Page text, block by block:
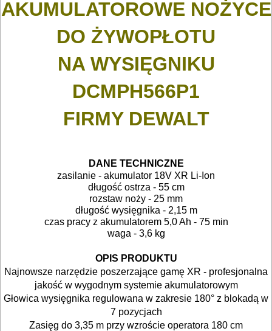
ELEKTRONARZĘDZIA
AKUMULATOROWE
OSPRZĘT
AKCESORIA
MAGAZYNOWANIE
TRANSPORTOWANIE
BUDOWLANE
I
ELEKTRY..
AKUMULATOROWE NOŻYCE
DO ŻYWOPŁOTU
NA WYSIĘGNIKU
DCMPH566P1
FIRMY DEWALT
DANE TECHNICZNE
zasilanie - akumulator 18V XR Li-Ion
długość ostrza - 55 cm
rozstaw noży - 25 mm
długość wysięgnika - 2,15 m
czas pracy z akumulatorem 5,0 Ah - 75 min
waga - 3,6 kg
OPIS PRODUKTU
Najnowsze narzędzie poszerzające gamę XR - profesjonalna
jakość w wygodnym systemie akumulatorowym
Głowica wysięgnika regulowana w zakresie 180° z blokadą w
7 pozycjach
Zasięg do 3,35 m przy wzroście operatora 180 cm